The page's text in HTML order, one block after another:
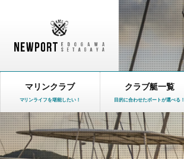
マリンクラブ
マリンライフを堪能したい！
クラブ艇一覧
目的に合わせたボートが選べる！